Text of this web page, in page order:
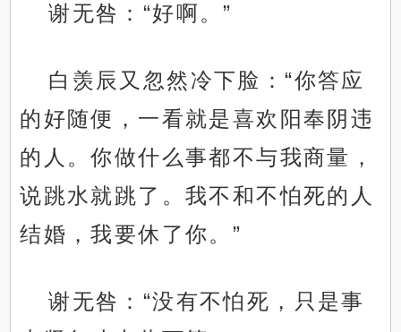
谢无咎：“好啊。”
白羡辰又忽然冷下脸：“你答应
的好随便，一看就是喜欢阳奉阴违
的人。你做什么事都不与我商量，
说跳水就跳了。我不和不怕死的人
结婚，我要休了你。”
谢无咎：“没有不怕死，只是事